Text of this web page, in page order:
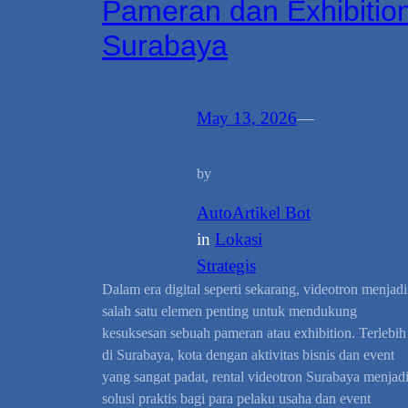
Pameran dan
Surabaya
May 13, 2026—
by
AutoArtikel Bot
in Lokasi
Strategis
Dalam era digital seperti sekarang, videotron menjadi
salah satu elemen penting untuk mendukung
kesuksesan sebuah pameran atau exhibition. Terlebih
di Surabaya, kota dengan aktivitas bisnis dan event
yang sangat padat, rental videotron Surabaya menjadi
solusi praktis bagi para pelaku usaha dan event